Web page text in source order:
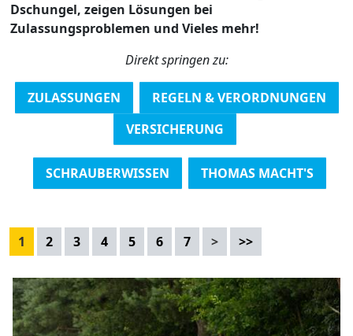
Dschungel, zeigen Lösungen bei
Zulassungsproblemen und Vieles mehr!
Direkt springen zu:
ZULASSUNGEN
REGELN & VERORDNUNGEN
VERSICHERUNG
SCHRAUBERWISSEN THOMAS MACHT'S
1 2 3 4 5 6 7 > >>